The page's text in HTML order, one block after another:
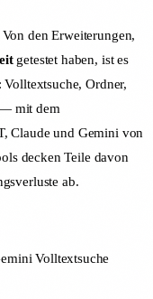
Von den Erweiterungen,
getestet haben, ist es
Ordner,
mit dem
Claude und Gemini von
decken Teile davon
ab.
Volltextsuche